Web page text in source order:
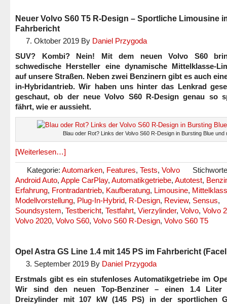
Neuer Volvo S60 T5 R-Design – Sportliche Limousine
Fahrbericht
7. Oktober 2019 By Daniel Przygoda
SUV? Kombi? Nein! Mit dem neuen Volvo S60
schwedische Hersteller eine dynamische Mittelklasse-
auf unsere Straßen. Neben zwei Benzinern gibt es auch
in-Hybridantrieb. Wir haben uns hinter das Lenkrad
geschaut, ob der neue Volvo S60 R-Design genau so
fährt, wie er aussieht.
Blau oder Rot? Links der Volvo S60 R-Design in Bursting Blue
[Weiterlesen…]
Kategorie: Automarken, Features, Tests, Volvo
Android Auto, Apple CarPlay, Automatikgetriebe, Autotest,
Erfahrung, Frontradantrieb, Kaufberatung, Limousine,
Modellvorstellung, Plug-In-Hybrid, R-Design, Review, Sensus,
Soundsystem, Testbericht, Testfahrt, Vierzylinder, Volvo, Volvo
Volvo 2020, Volvo S60, Volvo S60 R-Design, Volvo S60 T5
Opel Astra GS Line 1.4 mit 145 PS im Fahrbericht
3. September 2019 By Daniel Przygoda
Erstmals gibt es ein stufenloses Automatikgetriebe im
Wir sind den neuen Top-Benziner – einen 1.4 Liter
Dreizylinder mit 107 kW (145 PS) in der sportlichen